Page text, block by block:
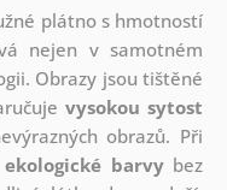
plátno s hmotností
nejen v samotném
Obrazy jsou tištěné
vysokou sytost
obrazů. Při
ekologické barvybez